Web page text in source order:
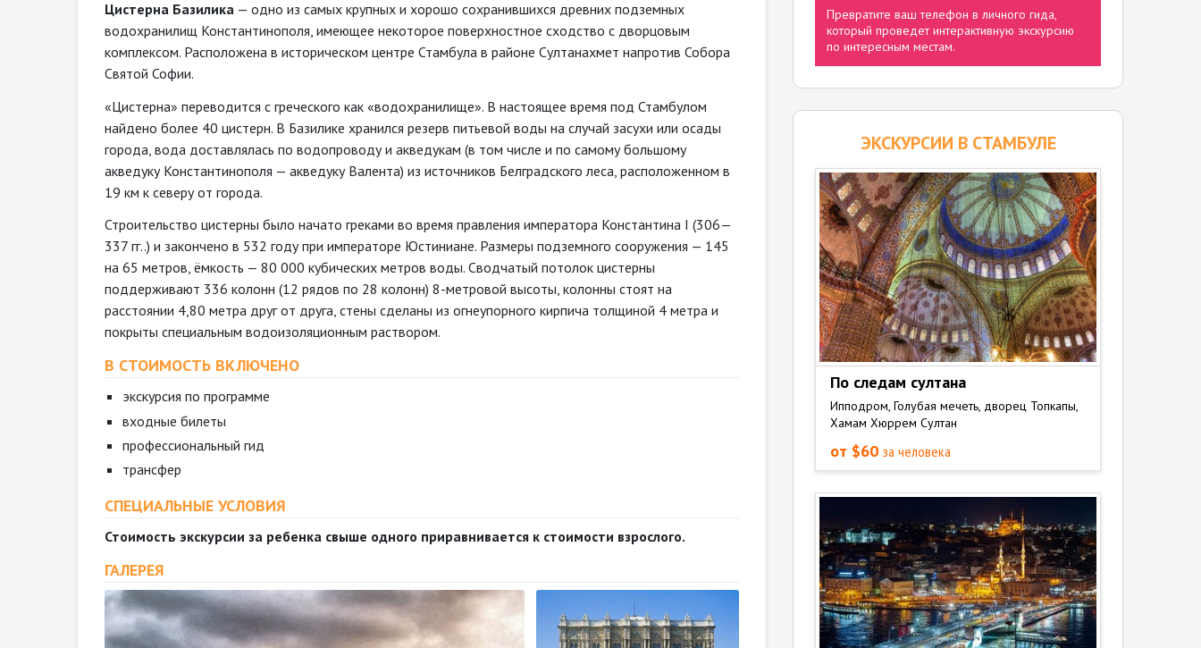
Цистерна Базилика — одно из самых крупных и хорошо сохранившихся древних подземных
водохранилищ Константинополя, имеющее некоторое поверхностное сходство с дворцовым
комплексом. Расположена в историческом центре Стамбула в районе Султанахмет напротив Собора
Святой Софии.
«Цистерна» переводится с греческого как «водохранилище». В настоящее время под Стамбулом
найдено более 40 цистерн. В Базилике хранился резерв питьевой воды на случай засухи или осады
города, вода доставлялась по водопроводу и акведукам (в том числе и по самому большому
акведуку Константинополя — акведуку Валента) из источников Белградского леса, расположенном в
19 км к северу от города.
Строительство цистерны было начато греками во время правления императора Константина I (306—
337 гг..) и закончено в 532 году при императоре Юстиниане. Размеры подземного сооружения — 145
на 65 метров, ёмкость — 80 000 кубических метров воды. Сводчатый потолок цистерны
поддерживают 336 колонн (12 рядов по 28 колонн) 8-метровой высоты, колонны стоят на
расстоянии 4,80 метра друг от друга, стены сделаны из огнеупорного кирпича толщиной 4 метра и
покрыты специальным водоизоляционным раствором.
В СТОИМОСТЬ ВКЛЮЧЕНО
экскурсия по программе
входные билеты
профессиональный гид
трансфер
СПЕЦИАЛЬНЫЕ УСЛОВИЯ
Стоимость экскурсии за ребенка свыше одного приравнивается к стоимости взрослого.
ГАЛЕРЕЯ
Превратите ваш телефон в личного гида,
который проведет интерактивную экскурсию
по интересным местам.
ЭКСКУРСИИ В СТАМБУЛЕ
По следам султана
Ипподром, Голубая мечеть, дворец Топкапы,
Хамам Хюррем Султан
от $60 за человека